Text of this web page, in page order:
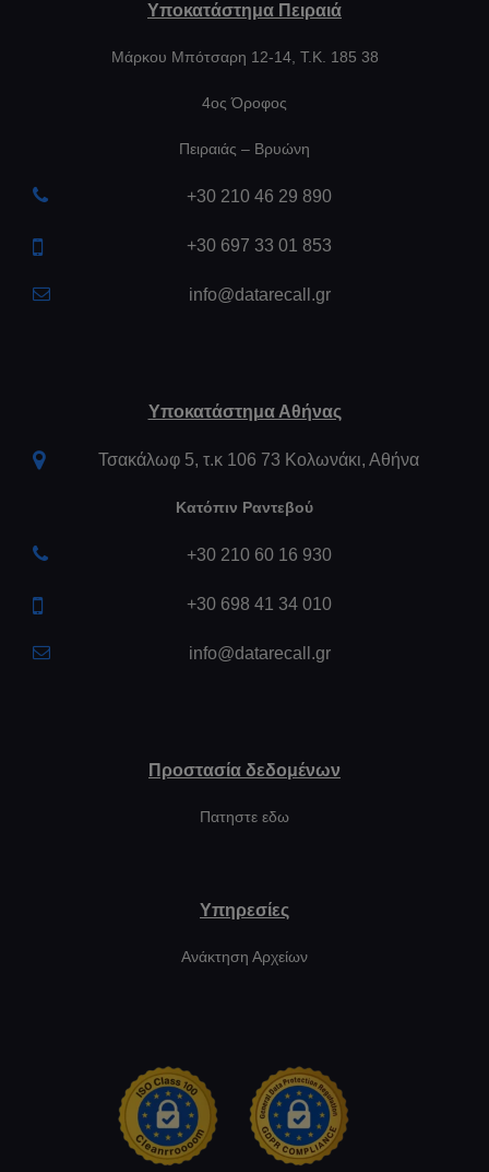
Υποκατάστημα Πειραιά
Μάρκου Μπότσαρη 12-14, Τ.Κ. 185 38
4ος Όροφος
Πειραιάς – Βρυώνη
+30 210 46 29 890
+30 697 33 01 853
info@datarecall.gr
Υποκατάστημα Αθήνας
Τσακάλωφ 5, τ.κ 106 73 Κολωνάκι, Αθήνα
Κατόπιν Ραντεβού
+30 210 60 16 930
+30 698 41 34 010
info@datarecall.gr
Προστασία δεδομένων
Πατηστε εδω
Υπηρεσίες
Ανάκτηση Αρχείων